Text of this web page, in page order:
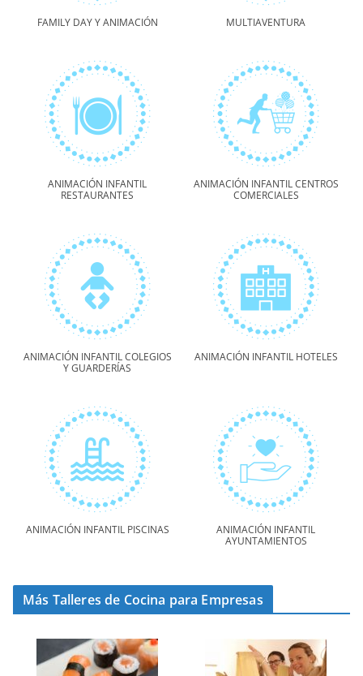
FAMILY DAY Y ANIMACIÓN MULTIAVENTURA
ANIMACIÓN INFANTIL
RESTAURANTES
ANIMACIÓN INFANTIL CENTROS
COMERCIALES
ANIMACIÓN INFANTIL COLEGIOS
Y GUARDERÍAS
ANIMACIÓN INFANTIL HOTELES
ANIMACIÓN INFANTIL PISCINAS
ANIMACIÓN INFANTIL
AYUNTAMIENTOS
Más Talleres de Cocina para Empresas